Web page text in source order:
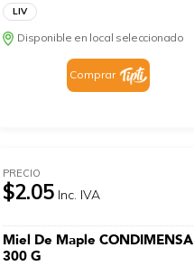
LIV
Disponible en local seleccionado
Comprar
PRECIO
$2.05 Inc. IVA
Miel De Maple CONDIMENSA
300 G